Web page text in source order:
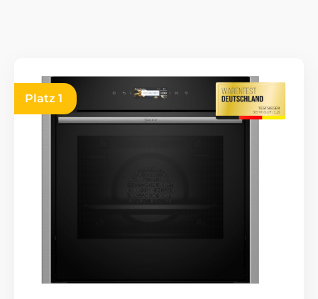
Platz 1